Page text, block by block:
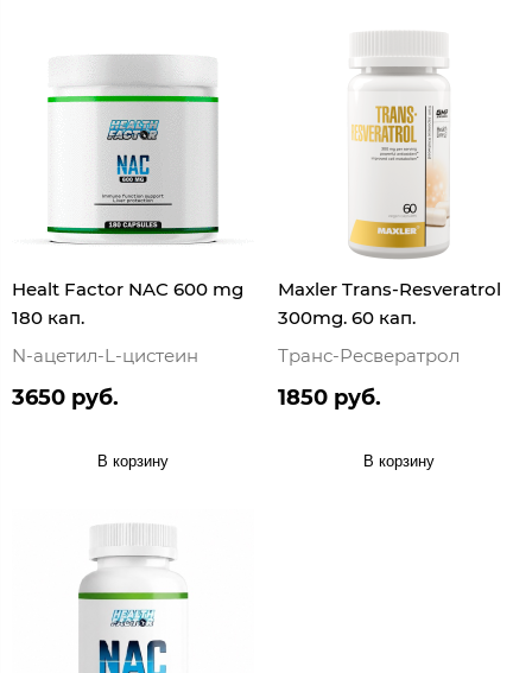
Healt Factor NAC 600 mg
180 кап.
N-ацетил-L-цистеин
3650 руб.
В корзину
Maxler Trans-Resveratrol
300mg. 60 кап.
Транс-Ресвератрол
1850 руб.
В корзину